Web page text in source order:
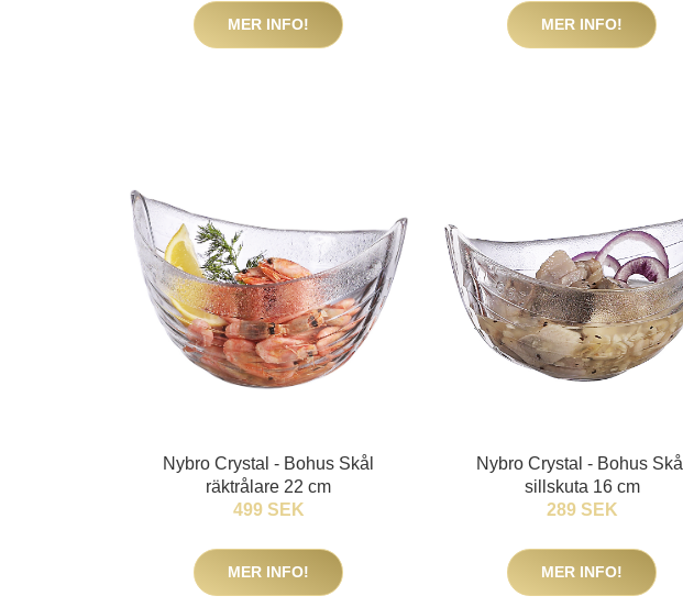
MER INFO! MER INFO!
Nybro Crystal - Bohus Skål
räktrålare 22 cm
499 SEK
MER INFO!
Nybro Crystal - Bohus Skål
sillskuta 16 cm
289 SEK
MER INFO!